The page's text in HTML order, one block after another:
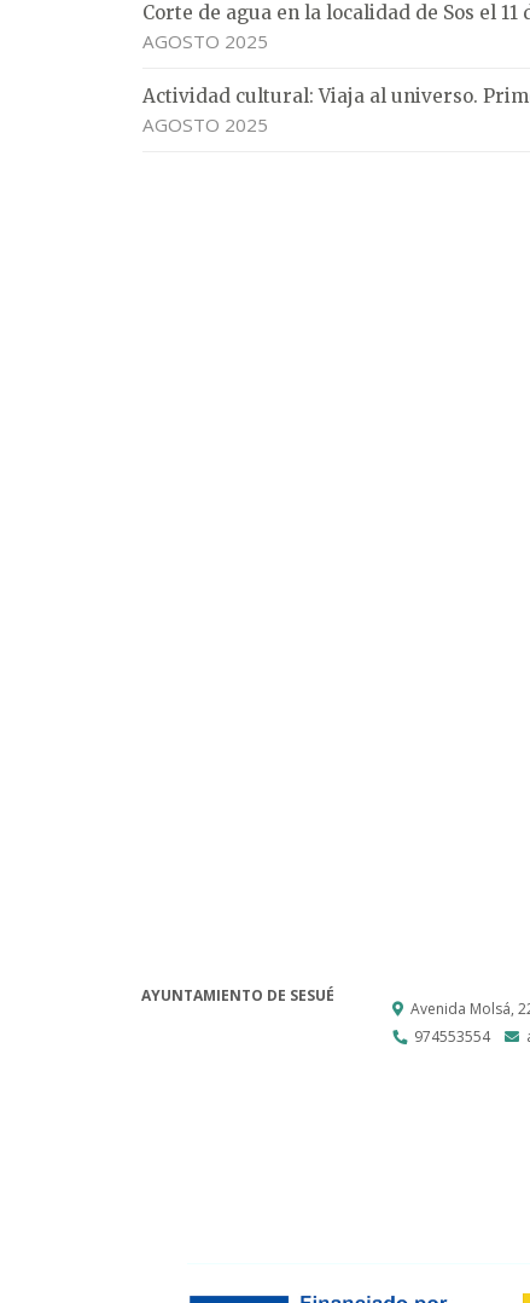
Corte de agua en la localidad de Sos el 11
AGOSTO 2025
Actividad cultural: Viaja al universo.
AGOSTO 2025
AYUNTAMIENTO DE SESUÉ
Avenida Molsá,
974553554